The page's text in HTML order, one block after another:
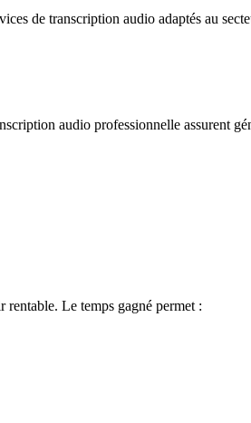
de transcription audio adaptés au
audio professionnelle assurent
rentable. Le temps gagné permet :